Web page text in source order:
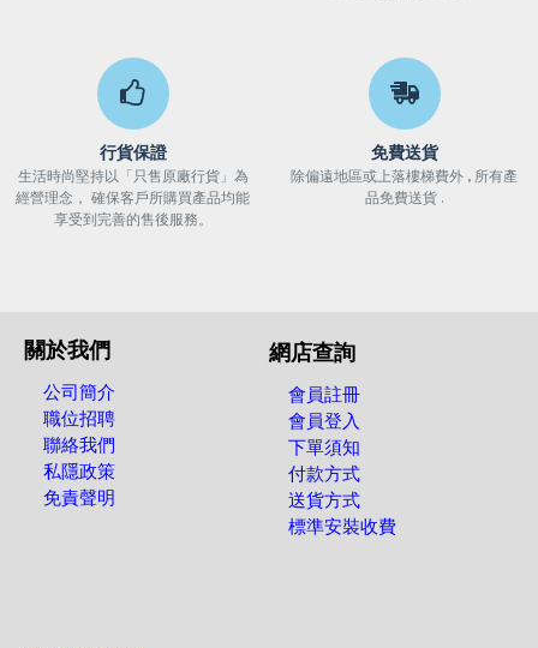
行貨保證
生活時尚堅持以「只售原廠行貨」為
經營理念， 確保客戶所購買產品均能
享受到完善的售後服務。
免費送貨
除偏遠地區或上落樓梯費外 , 所有產
品免費送貨 .
關於我們
公司簡介
職位招聘
聯絡我們
私隱政策
免責聲明
網店查詢
會員註冊
會員登入
下單須知
付款方式
送貨方式
標準安裝收費